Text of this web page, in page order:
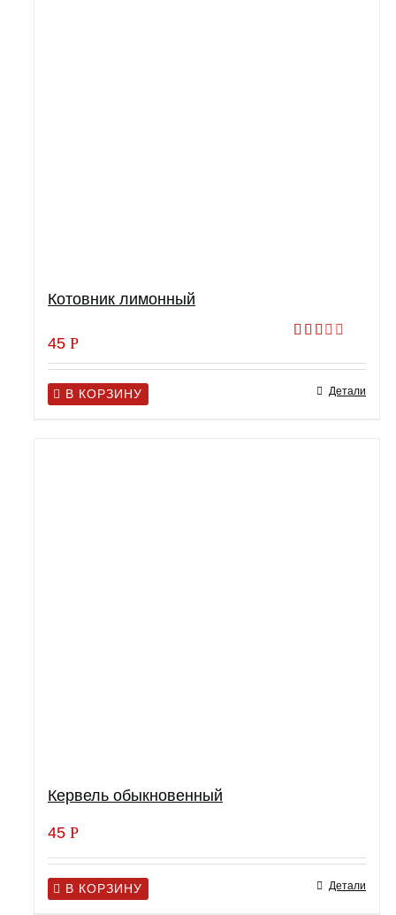
Котовник лимонный
2.00
45 Р
В КОРЗИНУ Детали
Кервель обыкновенный
45 Р
В КОРЗИНУ Детали